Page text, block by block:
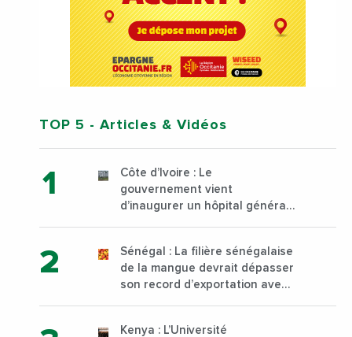
TOP 5 - Articles & Vidéos
Côte d’Ivoire : Le
gouvernement vient
d’inaugurer un hôpital général
Sénégal : La filière sénégalaise
de la mangue devrait dépasser
son record d’exportation avec
Kenya : L’Université